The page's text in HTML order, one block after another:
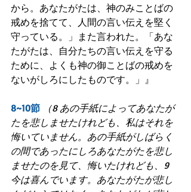
から。あなたがたは、神のみことばの
戒めを捨てて、人間の言い伝えを堅く
守っている。」また言われた。「あな
たがたは、自分たちの言い伝えを守る
ために、よくも神の御ことばの戒めを
ないがしろにしたものです。」』
8~10節
（8 あの手紙によってあなたが
たを悲しませたけれども、私はそれを
悔いていません。あの手紙がしばらく
の間であったにしろあなたがたを悲し
ませたのを見て、悔いたけれども、9
今は喜んでいます。あなたがたが悲し